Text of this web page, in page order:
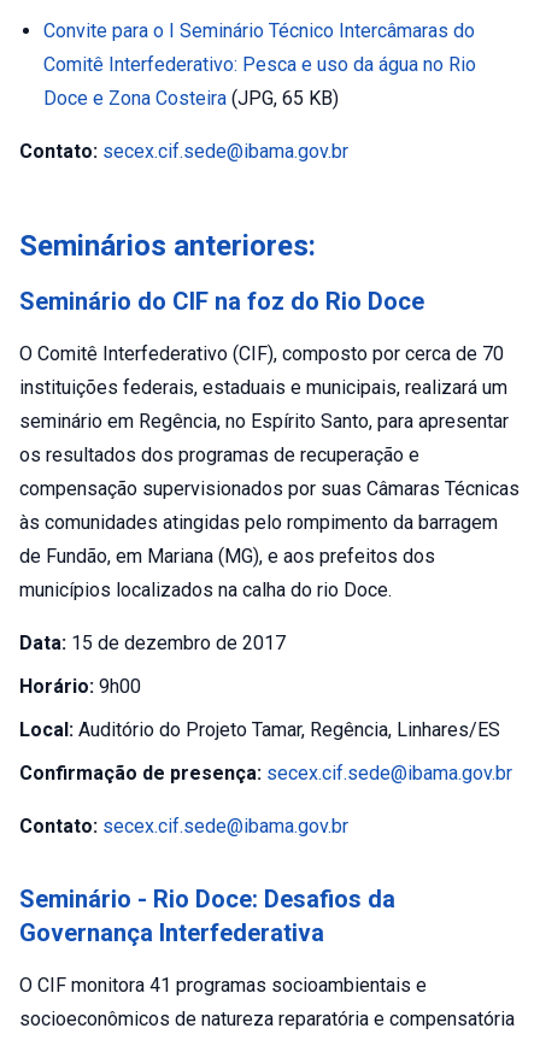
Convite para o I Seminário Técnico Intercâmaras do
Comitê Interfederativo: Pesca e uso da água no Rio
Doce e Zona Costeira (JPG, 65 KB)
Contato: secex.cif.sede@ibama.gov.br
Seminários anteriores:
Seminário do CIF na foz do Rio Doce
O Comitê Interfederativo (CIF), composto por cerca de 70
instituições federais, estaduais e municipais, realizará um
seminário em Regência, no Espírito Santo, para apresentar
os resultados dos programas de recuperação e
compensação supervisionados por suas Câmaras Técnicas
às comunidades atingidas pelo rompimento da barragem
de Fundão, em Mariana (MG), e aos prefeitos dos
municípios localizados na calha do rio Doce.
Data: 15 de dezembro de 2017
Horário: 9h00
Local: Auditório do Projeto Tamar, Regência, Linhares/ES
Confirmação de presença: secex.cif.sede@ibama.gov.br
Contato: secex.cif.sede@ibama.gov.br
Seminário - Rio Doce: Desafios da
Governança Interfederativa
O CIF monitora 41 programas socioambientais e
socioeconômicos de natureza reparatória e compensatória